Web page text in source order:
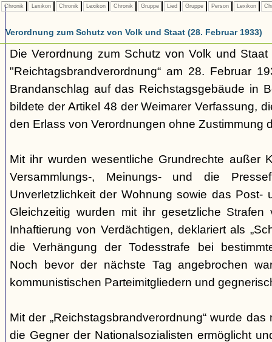
Chronik Lexikon Chronik Lexikon Chronik Gruppe Lied Gruppe Person Lexikon
Verordnung zum Schutz von Volk und Staat (28. Februar 1933)
Die Verordnung zum Schutz von Volk und
"Reichtagsbrandverordnung“ am 28. Februar
Brandanschlag auf das Reichstagsgebäude in
bildete der Artikel 48 der Weimarer Verfassung,
den Erlass von Verordnungen ohne Zustimmung
Mit ihr wurden wesentliche Grundrechte außer
Versammlungs-, Meinungs- und die
Unverletzlichkeit der Wohnung sowie das Post-
Gleichzeitig wurden mit ihr gesetzliche
Inhaftierung von Verdächtigen, deklariert als
die Verhängung der Todesstrafe bei
Noch bevor der nächste Tag angebrochen
kommunistischen Parteimitgliedern und
Mit der „Reichstagsbrandverordnung“ wurde
die Gegner der Nationalsozialisten ermöglicht